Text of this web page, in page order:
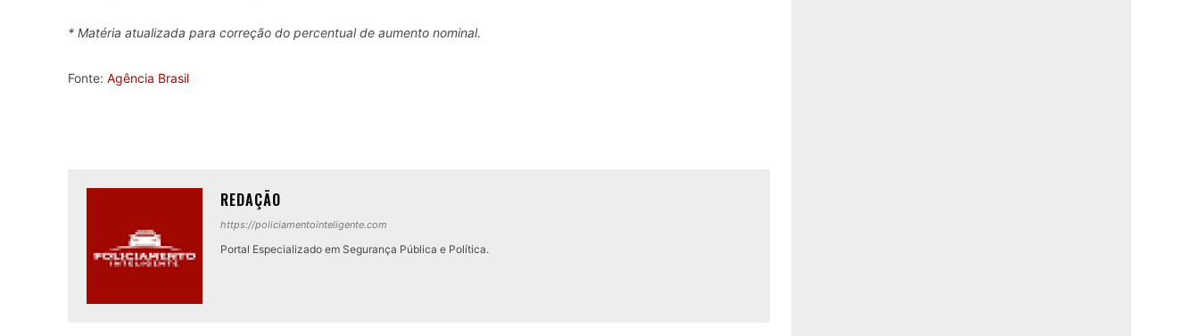
* Matéria atualizada para correção do percentual de aumento nominal.
Fonte: Agência Brasil
REDAÇÃO
https://policiamentointeligente.com
Portal Especializado em Segurança Pública e Política.